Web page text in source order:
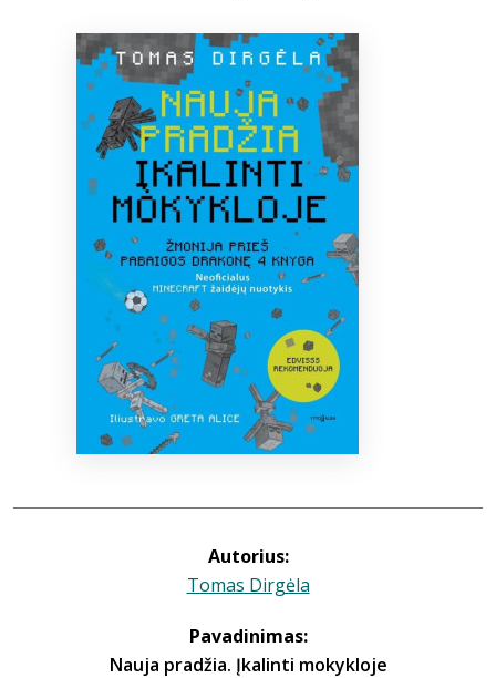
Bibliotekoms
info@elvislab.lt
Autorius:
Tomas Dirgėla
Pavadinimas:
Nauja pradžia. Įkalinti mokykloje